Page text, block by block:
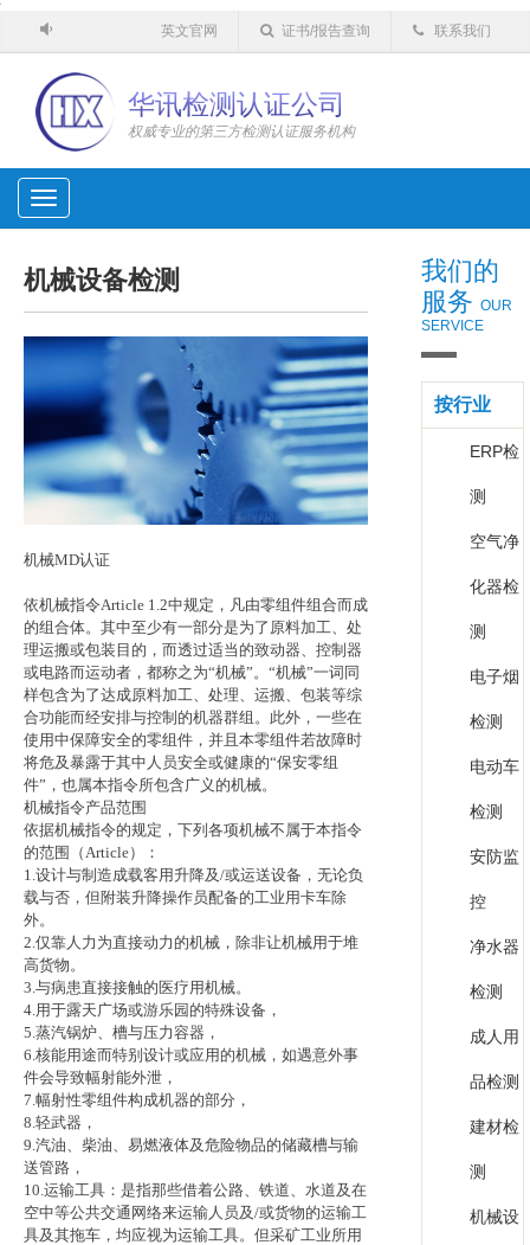
'
英文官网 证书/报告查询 联系我们
华讯检测认证公司
权威专业的第三方检测认证服务机构
Toggle
navigation
机械设备检测
机械MD认证
依机械指令Article 1.2中规定，凡由零组件组合而成
的组合体。其中至少有一部分是为了原料加工、处
理运搬或包装目的，而透过适当的致动器、控制器
或电路而运动者，都称之为“机械”。“机械”一词同
样包含为了达成原料加工、处理、运搬、包装等综
合功能而经安排与控制的机器群组。此外，一些在
使用中保障安全的零组件，并且本零组件若故障时
将危及暴露于其中人员安全或健康的“保安零组
件”，也属本指令所包含广义的机械。
机械指令产品范围
依据机械指令的规定，下列各项机械不属于本指令
的范围（Article）：
1.设计与制造成载客用升降及/或运送设备，无论负
载与否，但附装升降操作员配备的工业用卡车除
外。
2.仅靠人力为直接动力的机械，除非让机械用于堆
高货物。
3.与病患直接接触的医疗用机械。
4.用于露天广场或游乐园的特殊设备，
5.蒸汽锅炉、槽与压力容器，
6.核能用途而特别设计或应用的机械，如遇意外事
件会导致幅射能外泄，
7.幅射性零组件构成机器的部分，
8.轻武器，
9.汽油、柴油、易燃液体及危险物品的储藏槽与输
送管路，
10.运输工具：是指那些借着公路、铁道、水道及在
空中等公共交通网络来运输人员及/或货物的运输工
具及其拖车，均应视为运输工具。但采矿工业所用
我们的
服务 OUR
SERVICE
按行业
ERP检
测
空气净
化器检
测
电子烟
检测
电动车
检测
安防监
控
净水器
检测
成人用
品检测
建材检
测
机械设